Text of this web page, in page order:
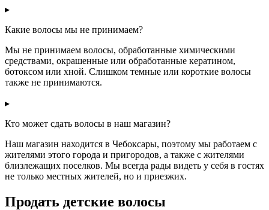
▸
Какие волосы мы не принимаем?
Мы не принимаем волосы, обработанные химическими
средствами, окрашенные или обработанные кератином,
ботоксом или хной. Слишком темные или короткие волосы
также не принимаются.
▸
Кто может сдать волосы в наш магазин?
Наш магазин находится в Чебоксары, поэтому мы работаем с
жителями этого города и пригородов, а также с жителями
близлежащих поселков. Мы всегда рады видеть у себя в гостях
не только местных жителей, но и приезжих.
Продать детские волосы